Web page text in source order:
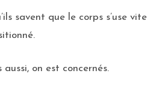
savent que le corps s’use vite
on est concernés.